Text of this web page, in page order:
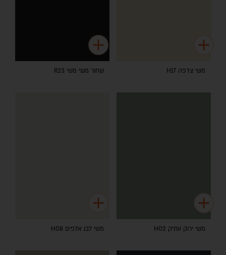
משי צדפה H17 שחור משי משי R23
משי ירוק עתיק H02 משי לבן אלפים H08